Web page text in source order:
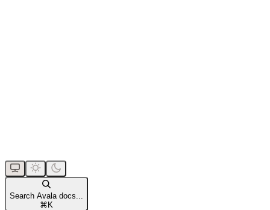
Search Avala docs...
⌘ K